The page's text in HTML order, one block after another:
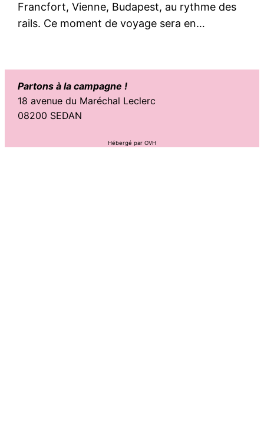
Francfort, Vienne, Budapest, au rythme des
rails. Ce moment de voyage sera en…
Partons à la campagne !
18 avenue du Maréchal Leclerc
08200 SEDAN
Hébergé par OVH